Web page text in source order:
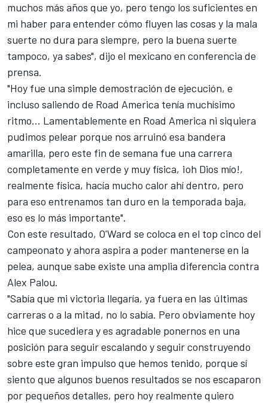
muchos más años que yo, pero tengo los suficientes en
mi haber para entender cómo fluyen las cosas y la mala
suerte no dura para siempre, pero la buena suerte
tampoco, ya sabes", dijo el mexicano en conferencia de
prensa.
"Hoy fue una simple demostración de ejecución, e
incluso saliendo de Road America tenía muchísimo
ritmo... Lamentablemente en Road America ni siquiera
pudimos pelear porque nos arruinó esa bandera
amarilla, pero este fin de semana fue una carrera
completamente en verde y muy física, ¡oh Dios mío!,
realmente física, hacía mucho calor ahí dentro, pero
para eso entrenamos tan duro en la temporada baja,
eso es lo más importante".
Con este resultado, O'Ward se coloca en el top cinco del
campeonato y ahora aspira a poder mantenerse en la
pelea, aunque sabe existe una amplia diferencia contra
Alex Palou.
"Sabía que mi victoria llegaría, ya fuera en las últimas
carreras o a la mitad, no lo sabía. Pero obviamente hoy
hice que sucediera y es agradable ponernos en una
posición para seguir escalando y seguir construyendo
sobre este gran impulso que hemos tenido, porque sí
siento que algunos buenos resultados se nos escaparon
por pequeños detalles, pero hoy realmente quiero